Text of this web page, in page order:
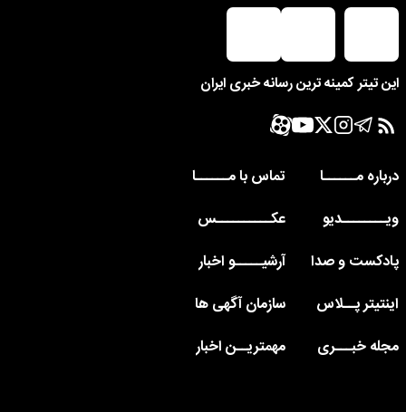
این تیتر کمینه ترین رسانه خبری ایران
درباره مــــــا
تماس با مــــــا
ویــــــــدیو
عکــــــــــس
پادکست و صدا
آرشیـــــو اخبار
اینتیتر پــلاس
سازمان آگهی ها
مجله خبـــری
مهمتریــن اخبار